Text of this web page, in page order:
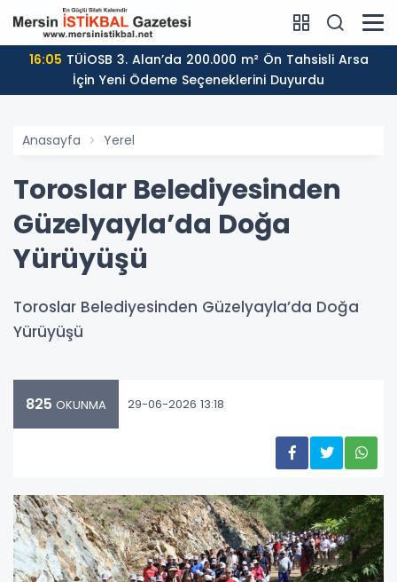
16:05
İçin Yeni Ödeme Seçeneklerini Duyurdu
Anasayfa Yerel
Toroslar Belediyesinden
Güzelyayla’da Doğa
Yürüyüşü
Toroslar Belediyesinden Güzelyayla’da Doğa
Yürüyüşü
825 OKUNMA 29-06-2026 13:18